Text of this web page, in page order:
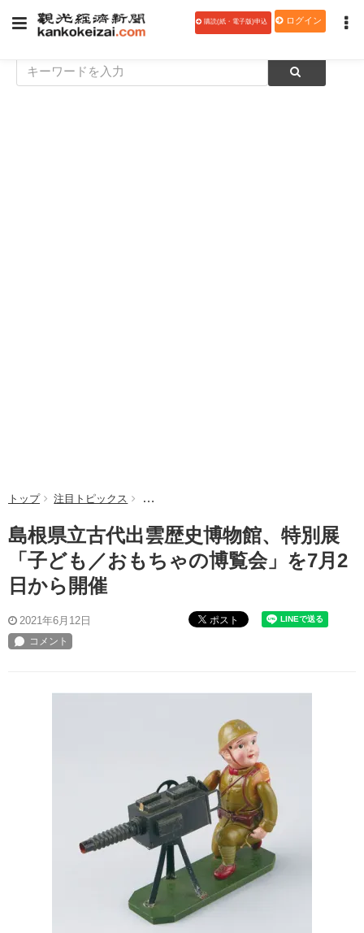
購読(紙・電子版)申込 ログイン
トップ 注目トピックス 島根県立古代出雲歴史博物館、特別展「子ど
島根県立古代出雲歴史博物館、特別展
「子ども／おもちゃの博覧会」を7月2
日から開催
2021年6月12日 ポスト